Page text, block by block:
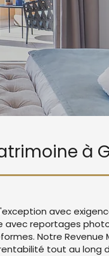
à
avec
avec reportages
Notre Revenue
tout au long